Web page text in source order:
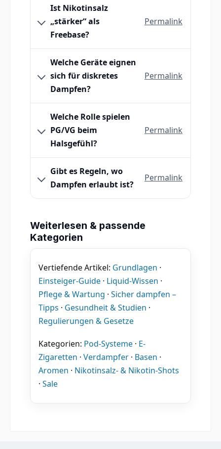
Ist Nikotinsalz
„stärker“ als
Freebase?
Permalink
Welche Geräte eignen
sich für diskretes
Dampfen?
Permalink
Welche Rolle spielen
PG/VG beim
Halsgefühl?
Permalink
Gibt es Regeln, wo
Dampfen erlaubt ist?
Permalink
Weiterlesen & passende
Kategorien
Vertiefende Artikel: Grundlagen ·
Einsteiger-Guide · Liquid-Wissen ·
Pflege & Wartung ·Sicher dampfen –
Tipps · Gesundheit & Studien ·
Regulierungen & Gesetze
Kategorien: Pod-Systeme · E-
Zigaretten ·Verdampfer · Basen ·
Aromen · Nikotinsalz- & Nikotin-Shots
·Sale